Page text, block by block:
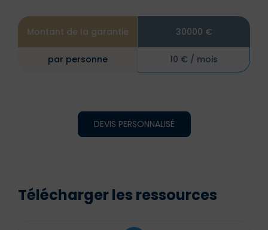
Montant de la garantie 30000 €
par personne 10 € / mois
DEVIS PERSONNALISÉ
Télécharger les ressources